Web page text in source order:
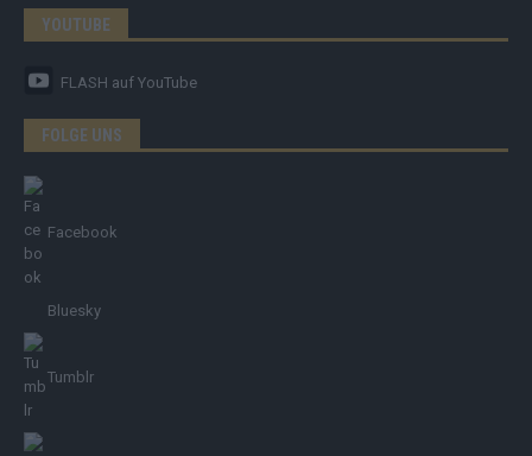
YOUTUBE
FLASH auf YouTube
FOLGE UNS
Facebook
Bluesky
Tumblr